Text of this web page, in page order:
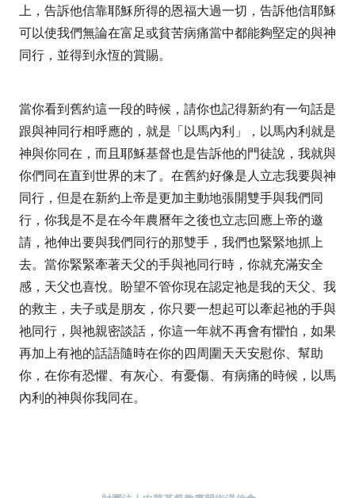
上，告訴他信靠耶穌所得的恩福大過一切，告訴他信耶穌
可以使我們無論在富足或貧苦病痛當中都能夠堅定的與神
同行，並得到永恆的賞賜。
當你看到舊約這一段的時候，請你也記得新約有一句話是
跟與神同行相呼應的，就是「以馬內利」，以馬內利就是
神與你同在，而且耶穌基督也是告訴他的門徒說，我就與
你們同在直到世界的末了。在舊約好像是人立志我要與神
同行，但是在新約上帝是更加主動地張開雙手與我們同
行，你我是不是在今年農曆年之後也立志回應上帝的邀
請，祂伸出要與我們同行的那雙手，我們也緊緊地抓上
去。當你緊緊牽著天父的手與祂同行時，你就充滿安全
感，天父也喜悅。盼望不管你現在認定祂是我的天父、我
的救主，夫子或是朋友，你只要一想起可以牽起祂的手與
祂同行，與祂親密談話，你這一年就不再會有懼怕，如果
再加上有祂的話語隨時在你的四周圍天天安慰你、幫助
你，在你有恐懼、有灰心、有憂傷、有病痛的時候，以馬
內利的神與你我同在。